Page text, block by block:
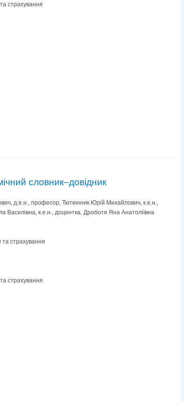
страхування
словник–довідник
д.е.н., професор, Тютюнник Юрій Михайлович, к.е.н.,
к.е.н., доцентка, Дроботя Яна Анатоліївна
та страхування
страхування